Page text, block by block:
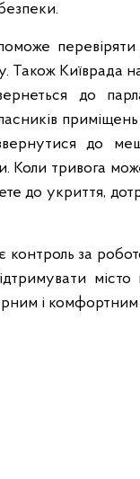
перевіряти
Також Київрада
до
до
тривога
до укриття,
контроль за
місто
і комфортним